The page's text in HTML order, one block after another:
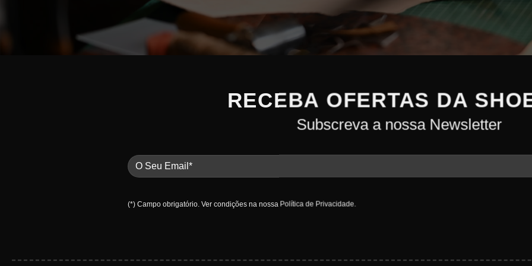
RECEBA OFERTAS DA
Subscreva a nossa Newsletter
(*) Campo obrigatório. Ver condições na nossa Política de Privacidade.